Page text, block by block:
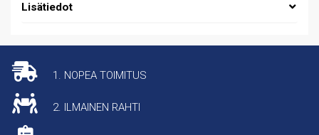
Lisätiedot
1. NOPEA TOIMITUS
2. ILMAINEN RAHTI